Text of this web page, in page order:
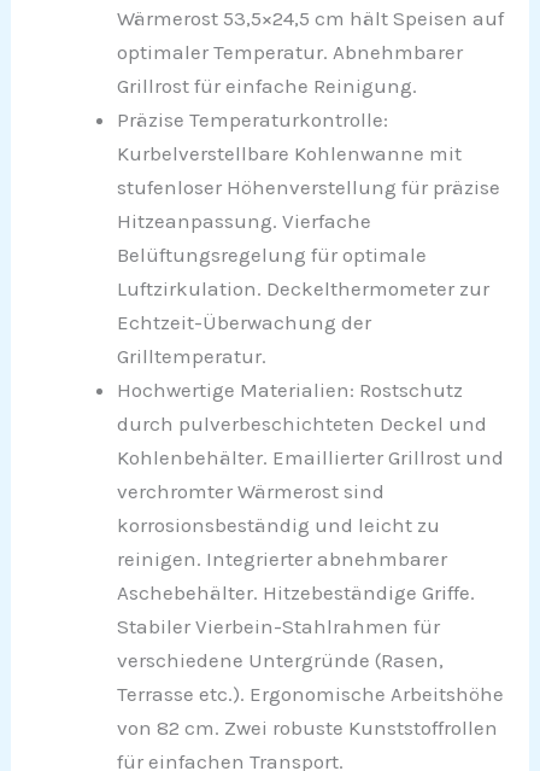
Wärmerost 53,5×24,5 cm hält Speisen auf
optimaler Temperatur. Abnehmbarer
Grillrost für einfache Reinigung.
Präzise Temperaturkontrolle:
Kurbelverstellbare Kohlenwanne mit
stufenloser Höhenverstellung für präzise
Hitzeanpassung. Vierfache
Belüftungsregelung für optimale
Luftzirkulation. Deckelthermometer zur
Echtzeit-Überwachung der
Grilltemperatur.
Hochwertige Materialien: Rostschutz
durch pulverbeschichteten Deckel und
Kohlenbehälter. Emaillierter Grillrost und
verchromter Wärmerost sind
korrosionsbeständig und leicht zu
reinigen. Integrierter abnehmbarer
Aschebehälter. Hitzebeständige Griffe.
Stabiler Vierbein-Stahlrahmen für
verschiedene Untergründe (Rasen,
Terrasse etc.). Ergonomische Arbeitshöhe
von 82 cm. Zwei robuste Kunststoffrollen
für einfachen Transport.